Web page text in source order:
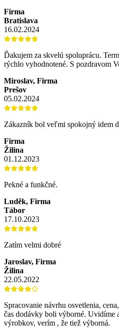
Firma
Bratislava
16.02.2024
Ďakujem za skvelú spoluprácu.
rýchlo vyhodnotené. S pozdravom
Miroslav, Firma
Prešov
05.02.2024
Zákazník bol veľmi spokojný idem
Firma
Žilina
01.12.2023
Pekné a funkčné.
Luděk, Firma
Tábor
17.10.2023
Zatím velmi dobré
Jaroslav, Firma
Žilina
22.05.2022
Spracovanie návrhu osvetlenia,
čas dodávky boli výborné. Uvidíme
výrobkov, verím , že tiež výborná.